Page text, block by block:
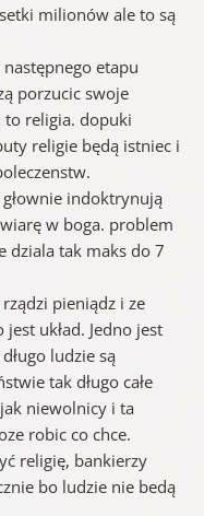
milionów ale to są
następnego etapu
porzucic swoje
to religia. dopuki
religie będą istniec i
indoktrynują
w boga. problem
dziala tak maks do 7
pieniądz i ze
układ. Jedno jest
ludzie są
tak długo całe
niewolnicy i ta
robic co chce.
religię, bankierzy
bo ludzie nie bedą